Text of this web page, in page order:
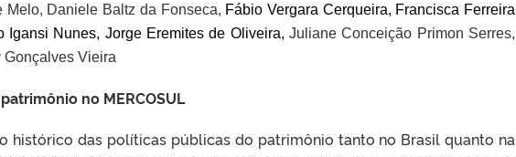
Melo, Daniele Baltz da Fonseca, Fábio Vergara Cerqueira, Francisca Ferreira
Igansi Nunes, Jorge Eremites de Oliveira,Juliane Conceição Primon Serres,
Gonçalves Vieira
no MERCOSUL
histórico das políticas públicas do patrimônio tanto no Brasil quanto na